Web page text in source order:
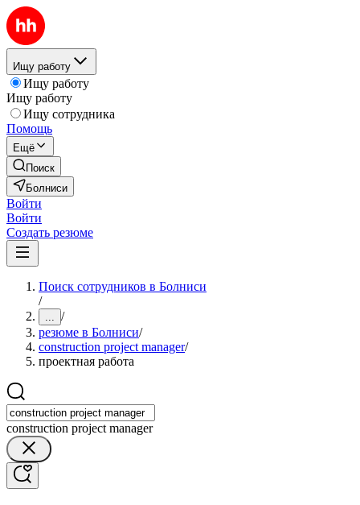
Ищу работу
Ищу работу
Ищу работу
Ищу сотрудника
Помощь
Ещё
Поиск
Болниси
Войти
Войти
Создать резюме
Поиск сотрудников в Болниси
/
... /
резюме в Болниси/
construction project manager/
проектная работа
construction project manager